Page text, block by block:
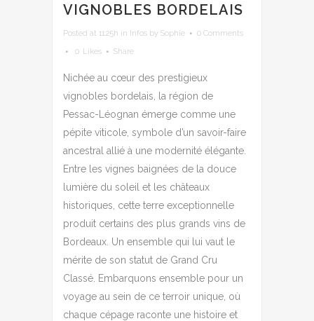
VIGNOBLES BORDELAIS
Posted at 11:25h in Infos by Sophie
0 Comments
0 Likes Share
Nichée au cœur des prestigieux
vignobles bordelais, la région de
Pessac-Léognan émerge comme une
pépite viticole, symbole d’un savoir-faire
ancestral allié à une modernité élégante.
Entre les vignes baignées de la douce
lumière du soleil et les châteaux
historiques, cette terre exceptionnelle
produit certains des plus grands vins de
Bordeaux. Un ensemble qui lui vaut le
mérite de son statut de Grand Cru
Classé. Embarquons ensemble pour un
voyage au sein de ce terroir unique, où
chaque cépage raconte une histoire et